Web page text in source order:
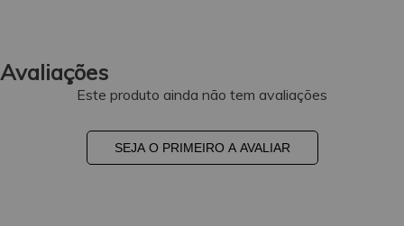
Avaliações
Este produto ainda não tem avaliações
SEJA O PRIMEIRO A AVALIAR